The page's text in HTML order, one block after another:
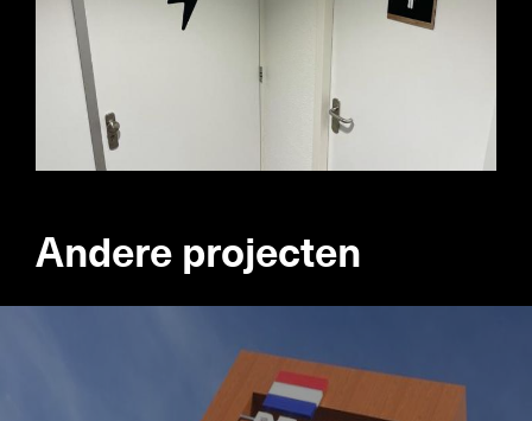
Andere projecten